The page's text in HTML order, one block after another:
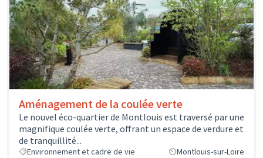
Aménagement de la coulée verte
Le nouvel éco-quartier de Montlouis est traversé par une
magnifique coulée verte, offrant un espace de verdure et
de tranquillité...
Environnement et cadre de vie Montlouis-sur-Loire